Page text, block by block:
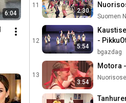
6:04
11
2:30
Suomen
12
5:54
-
bgazdag
13
3:54
Motora